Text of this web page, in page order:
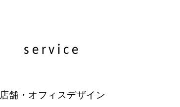
service
店舗・オフィスデザイン